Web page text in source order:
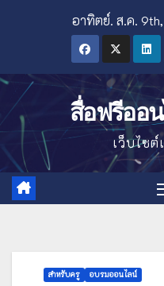
อาทิตย์. ส.ค.
สื่อฟรีออ
เว็บไซ
สำหรับครู อบรมออนไลน์